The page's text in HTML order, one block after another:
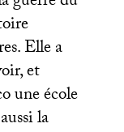
Elle a
et
une école
la